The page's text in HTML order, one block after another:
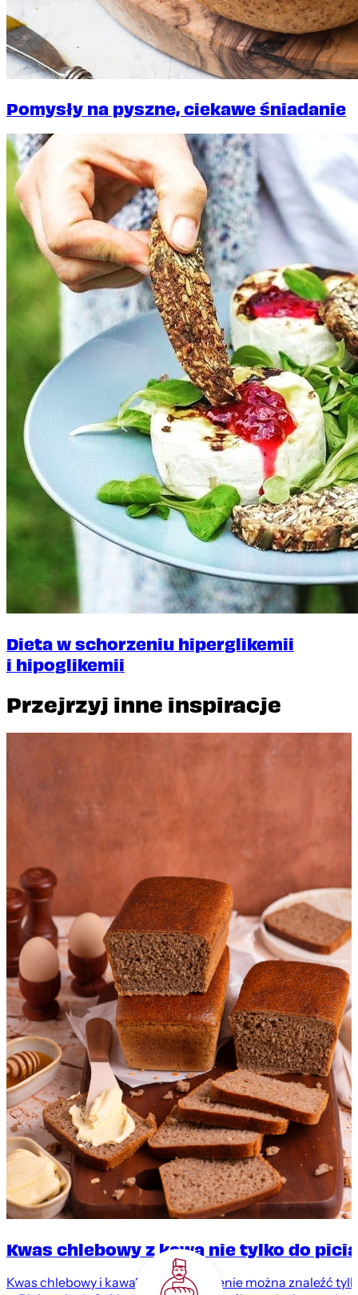
Pomysły na pyszne, ciekawe śniadanie
Dieta w schorzeniu hiperglikemii
i hipoglikemii
Przejrzyj inne inspiracje
Kwas chlebowy z kawą nie tylko do picia
Kwas chlebowy i kawa? Takie połączenie można znaleźć